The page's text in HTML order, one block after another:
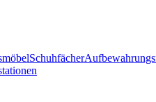
Schuhfächer